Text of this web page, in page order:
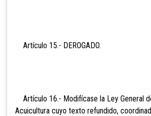
Artículo 15.- DEROGADO.
Artículo 16.- Modifícase la Ley General
Acuicultura cuyo texto refundido,